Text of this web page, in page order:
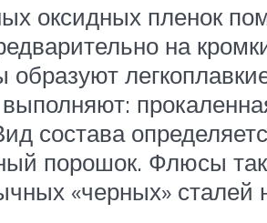
оксидных пленок
на
образуют
состава
порошок. Флюсы
«черных» сталей